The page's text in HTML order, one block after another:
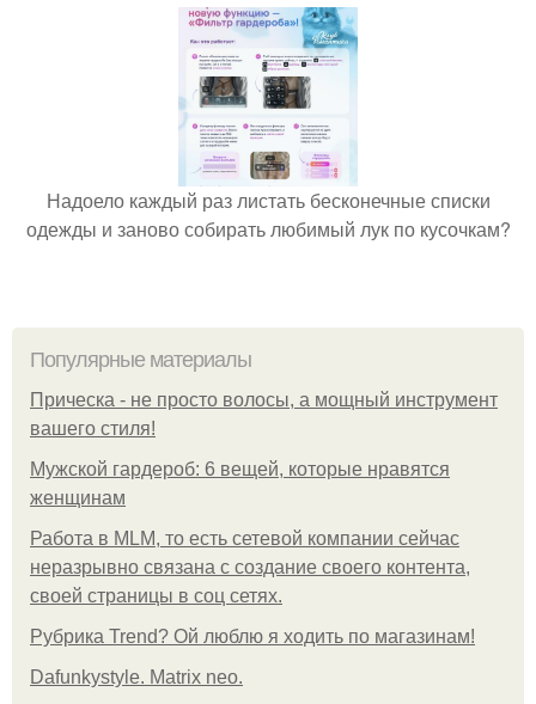
Надоело каждый раз листать бесконечные списки
одежды и заново собирать любимый лук по кусочкам?
Популярные материалы
Прическа - не просто волосы, а мощный инструмент
вашего стиля!
Мужской гардероб: 6 вещей, которые нравятся
женщинам
Работа в MLM, то есть сетевой компании сейчас
неразрывно связана с создание своего контента,
своей страницы в соц сетях.
Рубрика Trend? Ой люблю я ходить по магазинам!
Dafunkystyle. Matrix neo.